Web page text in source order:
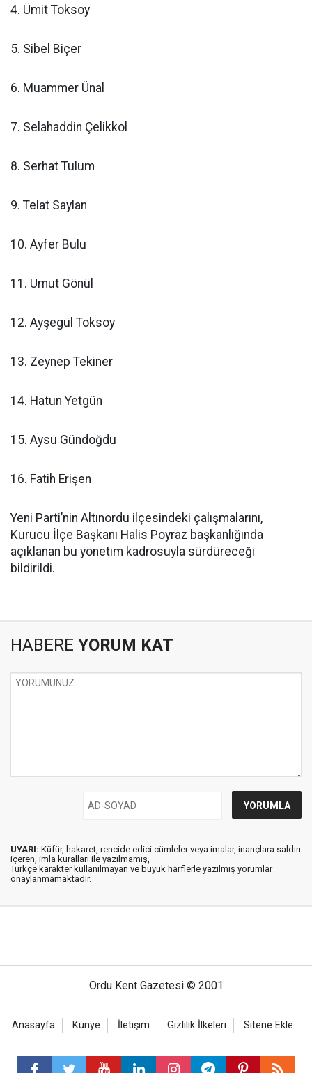
4. Ümit Toksoy
5. Sibel Biçer
6. Muammer Ünal
7. Selahaddin Çelikkol
8. Serhat Tulum
9. Telat Saylan
10. Ayfer Bulu
11. Umut Gönül
12. Ayşegül Toksoy
13. Zeynep Tekiner
14. Hatun Yetgün
15. Aysu Gündoğdu
16. Fatih Erişen
Yeni Parti’nin Altınordu ilçesindeki çalışmalarını,
Kurucu İlçe Başkanı Halis Poyraz başkanlığında
açıklanan bu yönetim kadrosuyla sürdüreceği
bildirildi.
HABERE YORUM KAT
UYARI: Küfür, hakaret, rencide edici cümleler veya imalar, inançlara saldırı
içeren, imla kuralları ile yazılmamış,
Türkçe karakter kullanılmayan ve büyük harflerle yazılmış yorumlar
onaylanmamaktadır.
Ordu Kent Gazetesi © 2001
Anasayfa Künye İletişim Gizlilik İlkeleri Sitene Ekle